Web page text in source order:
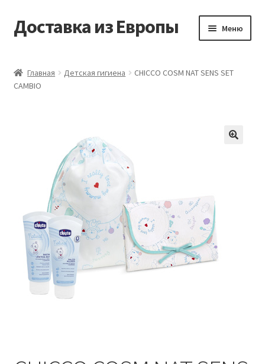
Перейти
к
Перейти
к
Доставка из Европы Меню
Доставка из Европы
Мой аккаунт
Оформление заказа
Главная Детская гигиена
CHICCO COSM NAT SENS SET
CAMBIO